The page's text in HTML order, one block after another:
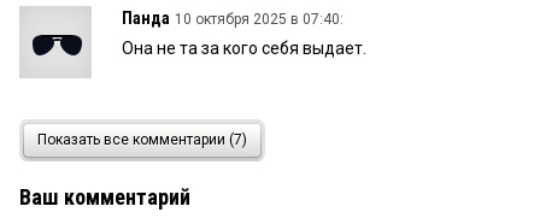
Панда 10 октября 2025 в 07:40:
Она не та за кого себя выдает.
9 октября 2025 в 17:16:
В минздраве хоть кто-то есть с медицинским
Показать все комментарии (7)
Ваш комментарий